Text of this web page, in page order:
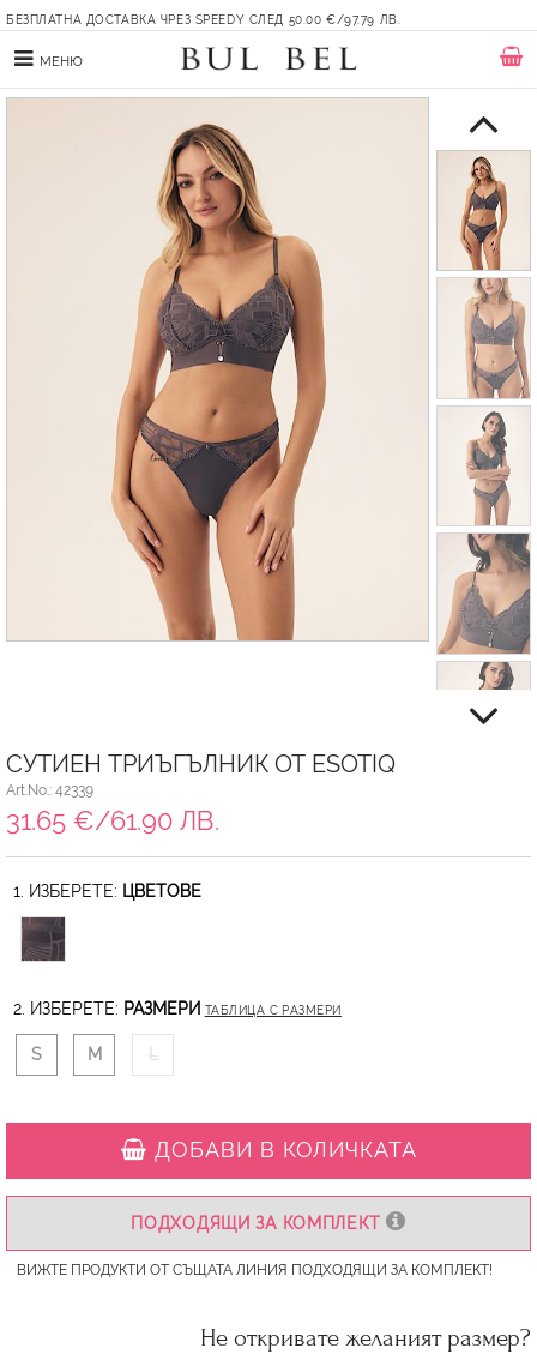
БЕЗПЛАТНА ДОСТАВКА ЧРЕЗ SPEEDY СЛЕД 50.00 €/97.79 ЛВ.
МЕНЮ
СУТИЕН ТРИЪГЪЛНИК ОТ ESOTIQ
Art.No.: 42339
31.65 €/61.90 ЛВ.
1. ИЗБЕРЕТЕ: ЦВЕТОВЕ
2. ИЗБЕРЕТЕ: РАЗМЕРИ ТАБЛИЦА С РАЗМЕРИ
S M L
ДОБАВИ В КОЛИЧКАТА
ПОДХОДЯЩИ ЗА КОМПЛЕКТ
ВИЖТЕ ПРОДУКТИ ОТ СЪЩАТА ЛИНИЯ ПОДХОДЯЩИ ЗА КОМПЛЕКТ!
Не откривате желаният размер?